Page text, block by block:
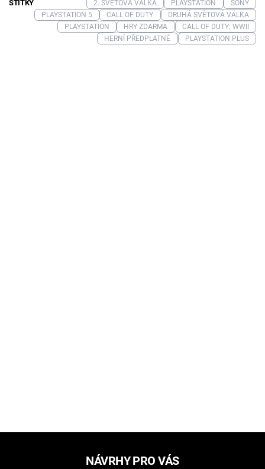
ŠTÍTKY 2. SVĚTOVÁ VÁLKA PLAYSTATION
SONY
PLAYSTATION 5
CALL OF DUTY
DRUHÁ SVĚTOVÁ VÁLKA
PLAYSTATION
HRY ZDARMA
CALL OF DUTY: WWII
HERNÍ PŘEDPLATNÉ
PLAYSTATION PLUS
NÁVRHY PRO VÁS